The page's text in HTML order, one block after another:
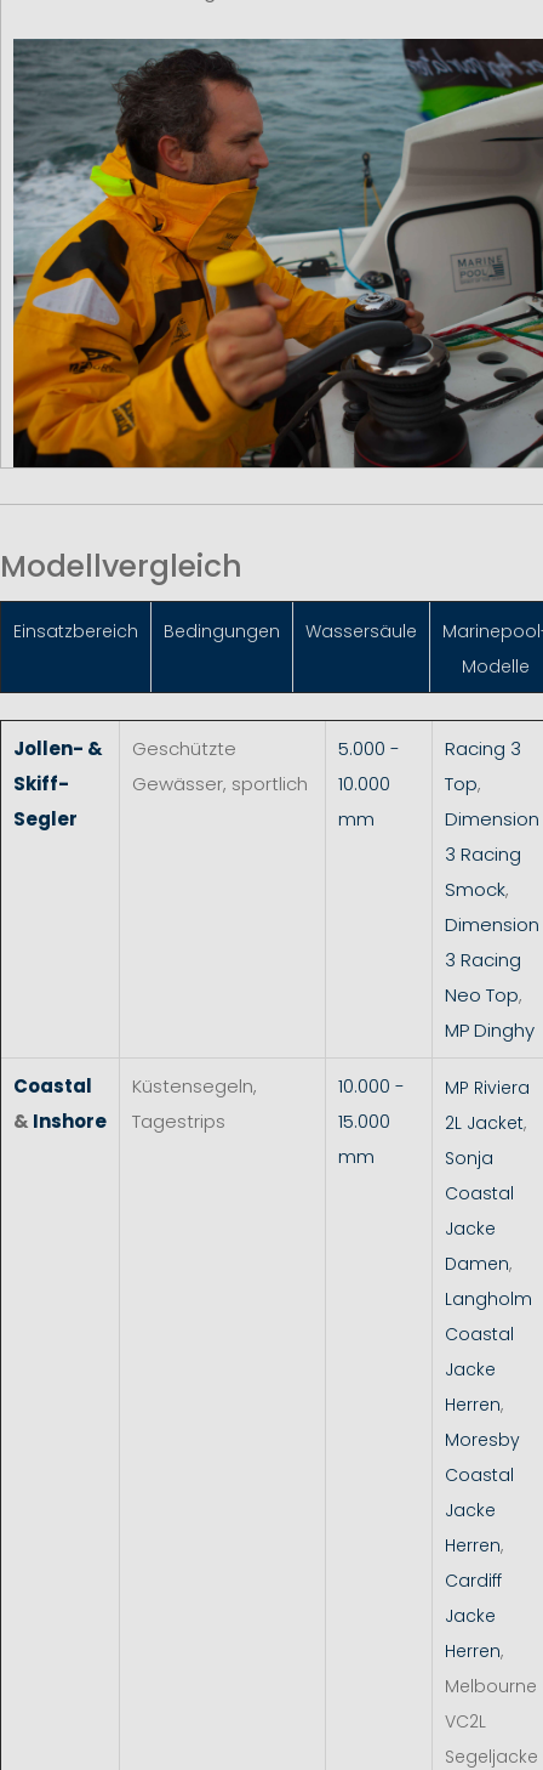
Modellvergleich
Einsatzbereich Bedingungen Wassersäule
Modelle
Jollen- &
Skiff-
Segler
Geschützte
Gewässer, sportlich
5.000 -
10.000
mm
Racing 3
Top,
Dimension
3 Racing
Smock,
Dimension
3 Racing
Neo Top,
MP Dinghy
Coastal
& Inshore
Küstensegeln,
Tagestrips
10.000 -
15.000
mm
MP Riviera
2L Jacket,
Sonja
Coastal
Jacke
Damen,
Langholm
Coastal
Jacke
Herren,
Moresby
Coastal
Jacke
Herren,
Cardiff
Jacke
Herren,
Melbourne
VC2L
Segeljacke